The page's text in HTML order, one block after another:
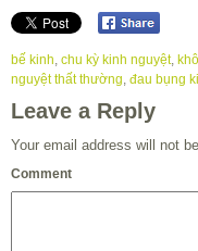
bế kinh, chu kỳ kinh nguyệt,
nguyệt thất thường, đau bụng
Leave a Reply
Your email address will not
Comment